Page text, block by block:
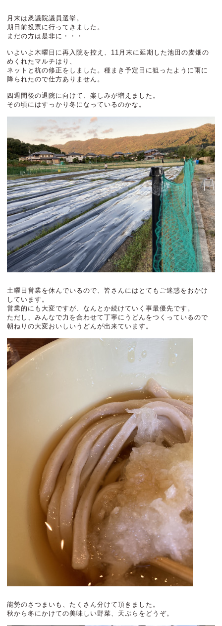
月末は衆議院議員選挙。
期日前投票に行ってきました。
まだの方は是非に・・・
いよいよ木曜日に再入院を控え、11月末に延期した池田の麦畑の
めくれたマルチはり、
ネットと杭の修正をしました。種まき予定日に狙ったように雨に
降られたので仕方ありません。
四週間後の退院に向けて、楽しみが増えました。
その頃にはすっかり冬になっているのかな。
土曜日営業を休んでいるので、皆さんにはとてもご迷惑をおかけ
しています。
営業的にも大変ですが、なんとか続けていく事最優先です。
ただし、みんなで力を合わせて丁寧にうどんをつくっているので
朝ねりの大変おいしいうどんが出来ています。
能勢のさつまいも、たくさん分けて頂きました。
秋から冬にかけての美味しい野菜、天ぷらをどうぞ。